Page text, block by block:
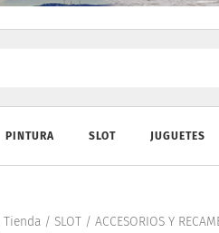
PINTURA SLOT JUGUETES
Tienda/ SLOT/ ACCESORIOS Y